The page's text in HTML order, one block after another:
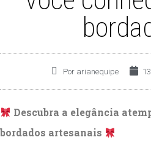
Por arianequipe
Descubra a elegância
bordados artesanais